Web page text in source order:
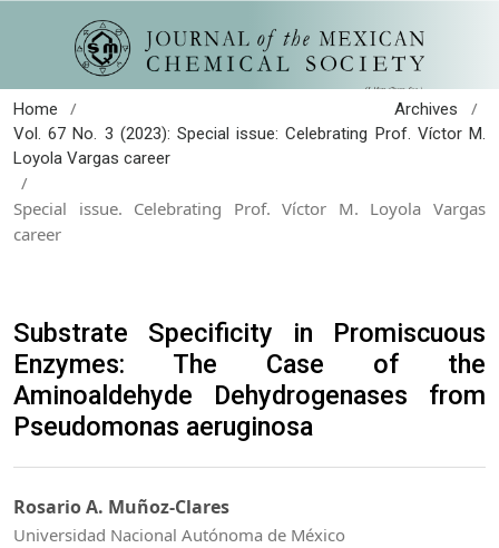
Home / Archives /
Vol. 67 No. 3 (2023): Special issue: Celebrating Prof. Víctor M.
Loyola Vargas career
/
Special issue. Celebrating Prof. Víctor M. Loyola Vargas
career
Substrate Specificity in Promiscuous
Enzymes: The Case of the
Aminoaldehyde Dehydrogenases from
Pseudomonas aeruginosa
Rosario A. Muñoz-Clares
Universidad Nacional Autónoma de México